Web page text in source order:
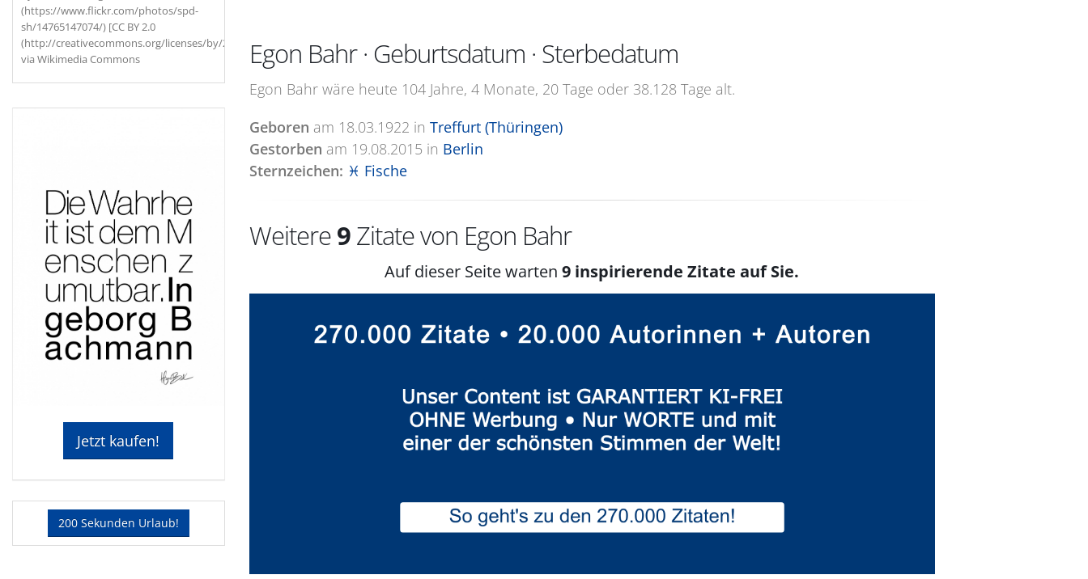
(https://www.flickr.com/photos/spd-
sh/14765147074/) [CC BY 2.0
(http://creativecommons.org/licenses/by/2.0)],
via Wikimedia Commons
Jetzt kaufen!
200 Sekunden Urlaub!
Egon Bahr · Geburtsdatum · Sterbedatum
Egon Bahr wäre heute 104 Jahre, 4 Monate, 20 Tage oder 38.128 Tage alt.
Geboren am 18.03.1922 in Treffurt (Thüringen)
Gestorben am 19.08.2015 in Berlin
Sternzeichen: ♓ Fische
Weitere9Zitate von Egon Bahr
Auf dieser Seite warten9 inspirierende Zitate auf Sie.